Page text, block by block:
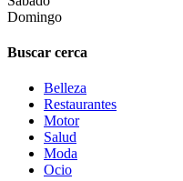
Domingo
Buscar cerca
Belleza
Restaurantes
Motor
Salud
Moda
Ocio